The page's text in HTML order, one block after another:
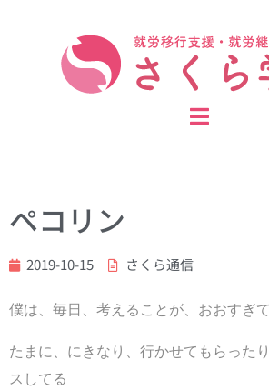
ペコリン
2019-10-15 さくら通信
僕は、毎日、考えることが、おおすぎて
たまに、にきなり、行かせてもらった
スしてる